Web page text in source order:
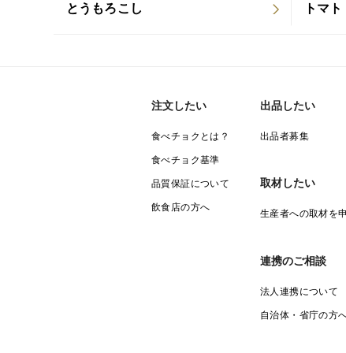
とうもろこし トマト
注文したい
食べチョクとは？
食べチョク基準
品質保証について
飲食店の方へ
出品したい
出品者募集
取材したい
生産者への取材を
連携のご相談
法人連携について
自治体・省庁の方